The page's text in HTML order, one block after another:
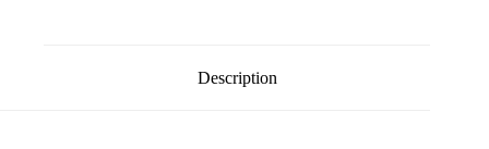
Description